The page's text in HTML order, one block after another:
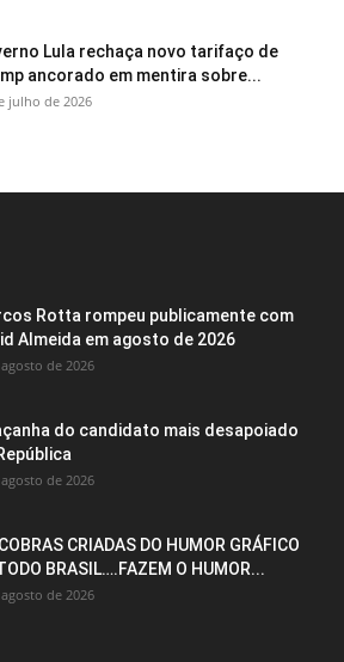
Lula rechaça novo tarifaço de
ancorado em mentira sobre...
julho de 2026
Rotta rompeu publicamente com
Almeida em agosto de 2026
de 2026
do candidato mais desapoiado
de 2026
CRIADAS DO HUMOR GRÁFICO
BRASIL….FAZEM O HUMOR...
de 2026